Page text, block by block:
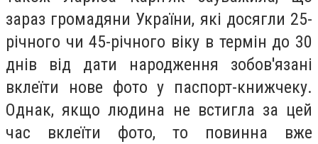
зараз громадяни України, які досягли 25-
річного чи 45-річного віку в термін до 30
днів від дати народження зобов′язані
вклеїти нове фото у паспорт-книжчеку.
Однак, якщо людина не встигла за цей
час вклеїти фото, то повинна вже